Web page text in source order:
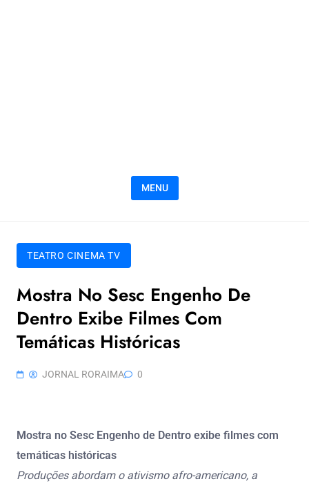
MENU
TEATRO CINEMA TV
Mostra No Sesc Engenho De
Dentro Exibe Filmes Com
Temáticas Históricas
JORNAL RORAIMA 0
Mostra no Sesc Engenho de Dentro exibe filmes com
temáticas históricas
Produções abordam o ativismo afro-americano, a